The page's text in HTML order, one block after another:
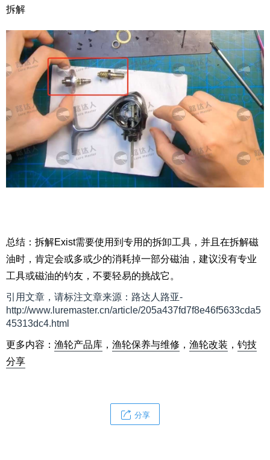
拆解
总结：拆解Exist需要使用到专用的拆卸工具，并且在拆解磁
油时，肯定会或多或少的消耗掉一部分磁油，建议没有专业
工具或磁油的钓友，不要轻易的挑战它。
引用文章，请标注文章来源：路达人路亚-
http://www.luremaster.cn/article/205a437fd7f8e46f5633cda5
45313dc4.html
更多内容： 渔轮产品库 ， 渔轮保养与维修 ， 渔轮改装 ， 钓技
分享
分享